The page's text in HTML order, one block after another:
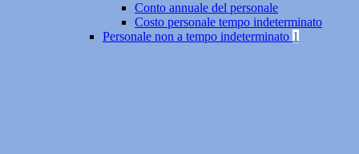
Conto annuale del personale
Costo personale tempo indeterminato
Personale non a tempo indeterminato 1